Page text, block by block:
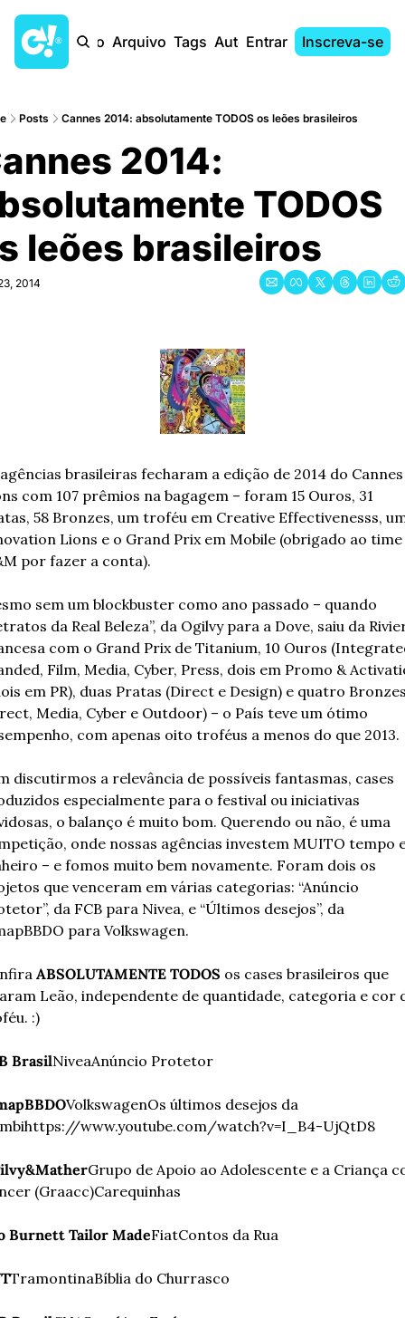
Início Arquivo Tags AutoresEntrar Inscreva-se
Posts Cannes 2014: absolutamente TODOS os leões brasileiros
2014:
TODOS
leões brasileiros
2014
brasileiras fecharam a edição de 2014 do Cannes
com 107 prêmios na bagagem – foram 15 Ouros, 31
58 Bronzes, um troféu em Creative Effectivenesss,
Lions e o Grand Prix em Mobile (obrigado ao
por fazer a conta).
sem um blockbuster como ano passado – quando
da Real Beleza”, da Ogilvy para a Dove, saiu da
com o Grand Prix de Titanium, 10 Ouros
Film, Media, Cyber, Press, dois em Promo &
em PR), duas Pratas (Direct e Design) e quatro
Media, Cyber e Outdoor) – o País teve um ótimo
com apenas oito troféus a menos do que 2013.
discutirmos a relevância de possíveis fantasmas, cases
especialmente para o festival ou iniciativas
o balanço é muito bom. Querendo ou não, é uma
onde nossas agências investem MUITO tempo
– e fomos muito bem novamente. Foram dois os
que venceram em várias categorias: “Anúncio
da FCB para Nivea, e “Últimos desejos”, da
para Volkswagen.
ABSOLUTAMENTE TODOS os cases brasileiros que
Leão, independente de quantidade, categoria e cor
:)
BrasilNiveaAnúncio Protetor
VolkswagenOs últimos desejos da
https://www.youtube.com/watch?v=I_B4-UjQtD8
Grupo de Apoio ao Adolescente e a Criança
(Graacc)Carequinhas
Burnett Tailor MadeFiatContos da Rua
TramontinaBíblia do Churrasco